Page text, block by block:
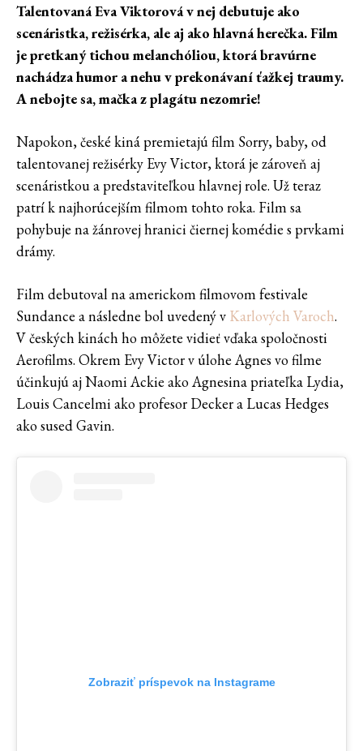
Talentovaná Eva Viktorová v nej debutuje ako
scenáristka, režisérka, ale aj ako hlavná herečka. Film
je pretkaný tichou melanchóliou, ktorá bravúrne
nachádza humor a nehu v prekonávaní ťažkej traumy.
A nebojte sa, mačka z plagátu nezomrie!
Napokon, české kiná premietajú film Sorry, baby, od
talentovanej režisérky Evy Victor, ktorá je zároveň aj
scenáristkou a predstaviteľkou hlavnej role. Už teraz
patrí k najhorúcejším filmom tohto roka. Film sa
pohybuje na žánrovej hranici čiernej komédie s prvkami
drámy.
Film debutoval na americkom filmovom festivale
Sundance a následne bol uvedený v Karlových Varoch.
V českých kinách ho môžete vidieť vďaka spoločnosti
Aerofilms. Okrem Evy Victor v úlohe Agnes vo filme
účinkujú aj Naomi Ackie ako Agnesina priateľka Lydia,
Louis Cancelmi ako profesor Decker a Lucas Hedges
ako sused Gavin.
Zobraziť príspevok na Instagrame